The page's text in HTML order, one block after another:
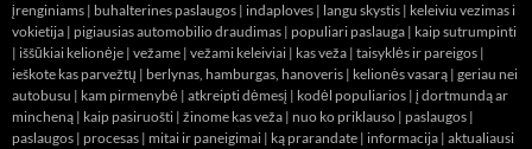
įrenginiams | buhalterines paslaugos | indaploves | langu skystis | keleiviu vezimas i
vokietija | pigiausias automobilio draudimas | populiari paslauga | kaip sutrumpinti
| iššūkiai kelionėje | vežame | vežami keleiviai | kas veža | taisyklės ir pareigos |
ieškote kas parvežtų | berlynas, hamburgas, hanoveris | kelionės vasarą | geriau nei
autobusu | kam pirmenybė | atkreipti dėmesį | kodėl populiarios | į dortmundą ar
mincheną | kaip pasiruošti | žinome kas veža | nuo ko priklauso | paslaugos |
paslaugos | procesas | mitai ir paneigimai | ką prarandate | informacija | aktualiausi